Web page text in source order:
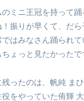
ミニ王冠を持って踊
！振りが早くて、だ
はみなさん踊られて
ょっと見たかったで
ったのは、帆純 ま
をやっていた侑輝